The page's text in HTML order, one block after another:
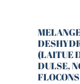
(LAITUE
DULSE,
FLOCONS